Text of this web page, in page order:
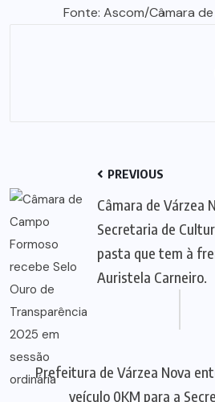
Fonte: Ascom/Câmara
PREVIOUS
Câmara de Várzea
Secretaria de
pasta que tem à
Auristela Carneiro.
Prefeitura de Várzea Nova
veículo 0KM para a